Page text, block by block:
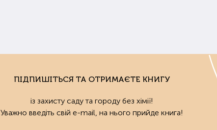
ПІДПИШІТЬСЯ ТА ОТРИМАЄТЕ КНИГУ
із захисту саду та городу без хімії!
Уважно введіть свій e-mail, на нього прийде книга!